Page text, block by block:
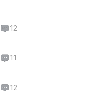
12
11
12